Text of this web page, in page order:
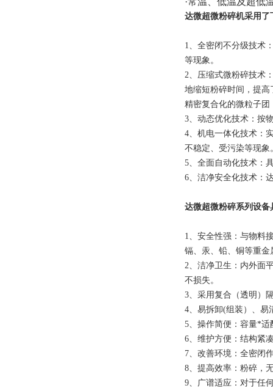
达微超微粉碎机采用了
1、全密闭不分级技术
等现象。
2、压缩式微粉碎技术
地缩短粉碎时间，提
精密复合化的微粒子
3、动态优化技术：按
4、机电一体化技术：
不稳定、受污染等现象
5、全面自动化技术：
6、洁净安全化技术：
达微超微粉碎系列设备
1、安全性强：与物料
镉、汞、铅、铜等重金
2、洁净卫生：内外面
不损失。
3、采用复合（透明）
4、易拆卸(组装）、易
5、操作简便：容量*
6、维护方便：结构紧
7、改善环境：全密闭
8、提高效率：粉碎，
9、广谱适应：对于任